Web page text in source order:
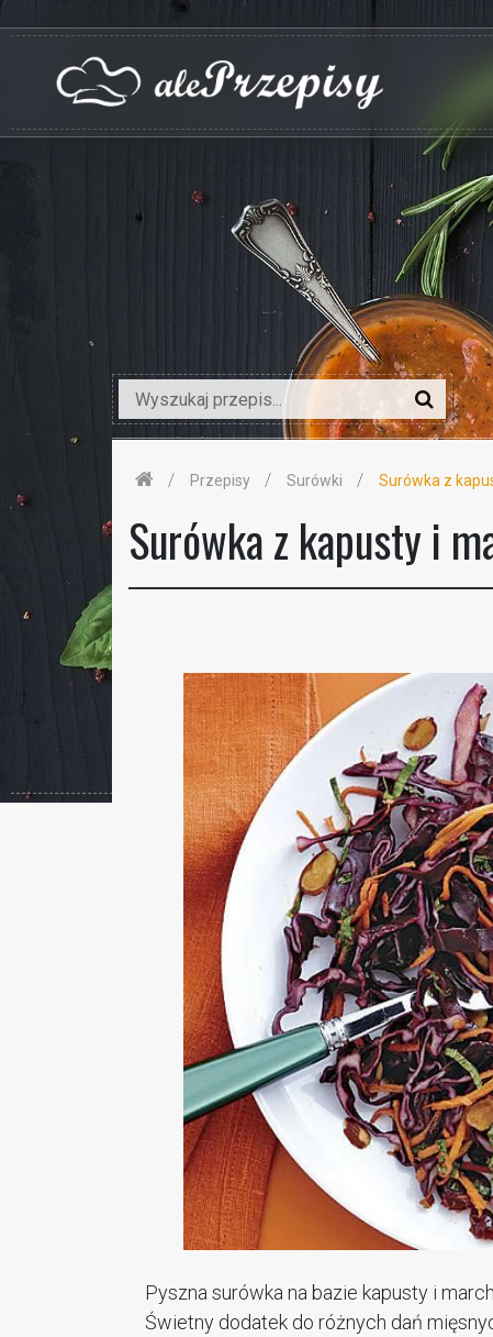
Przepisy Surówki Surówka z
Surówka z kapusty i
Pyszna surówka na bazie kapusty i
Świetny dodatek do różnych dań